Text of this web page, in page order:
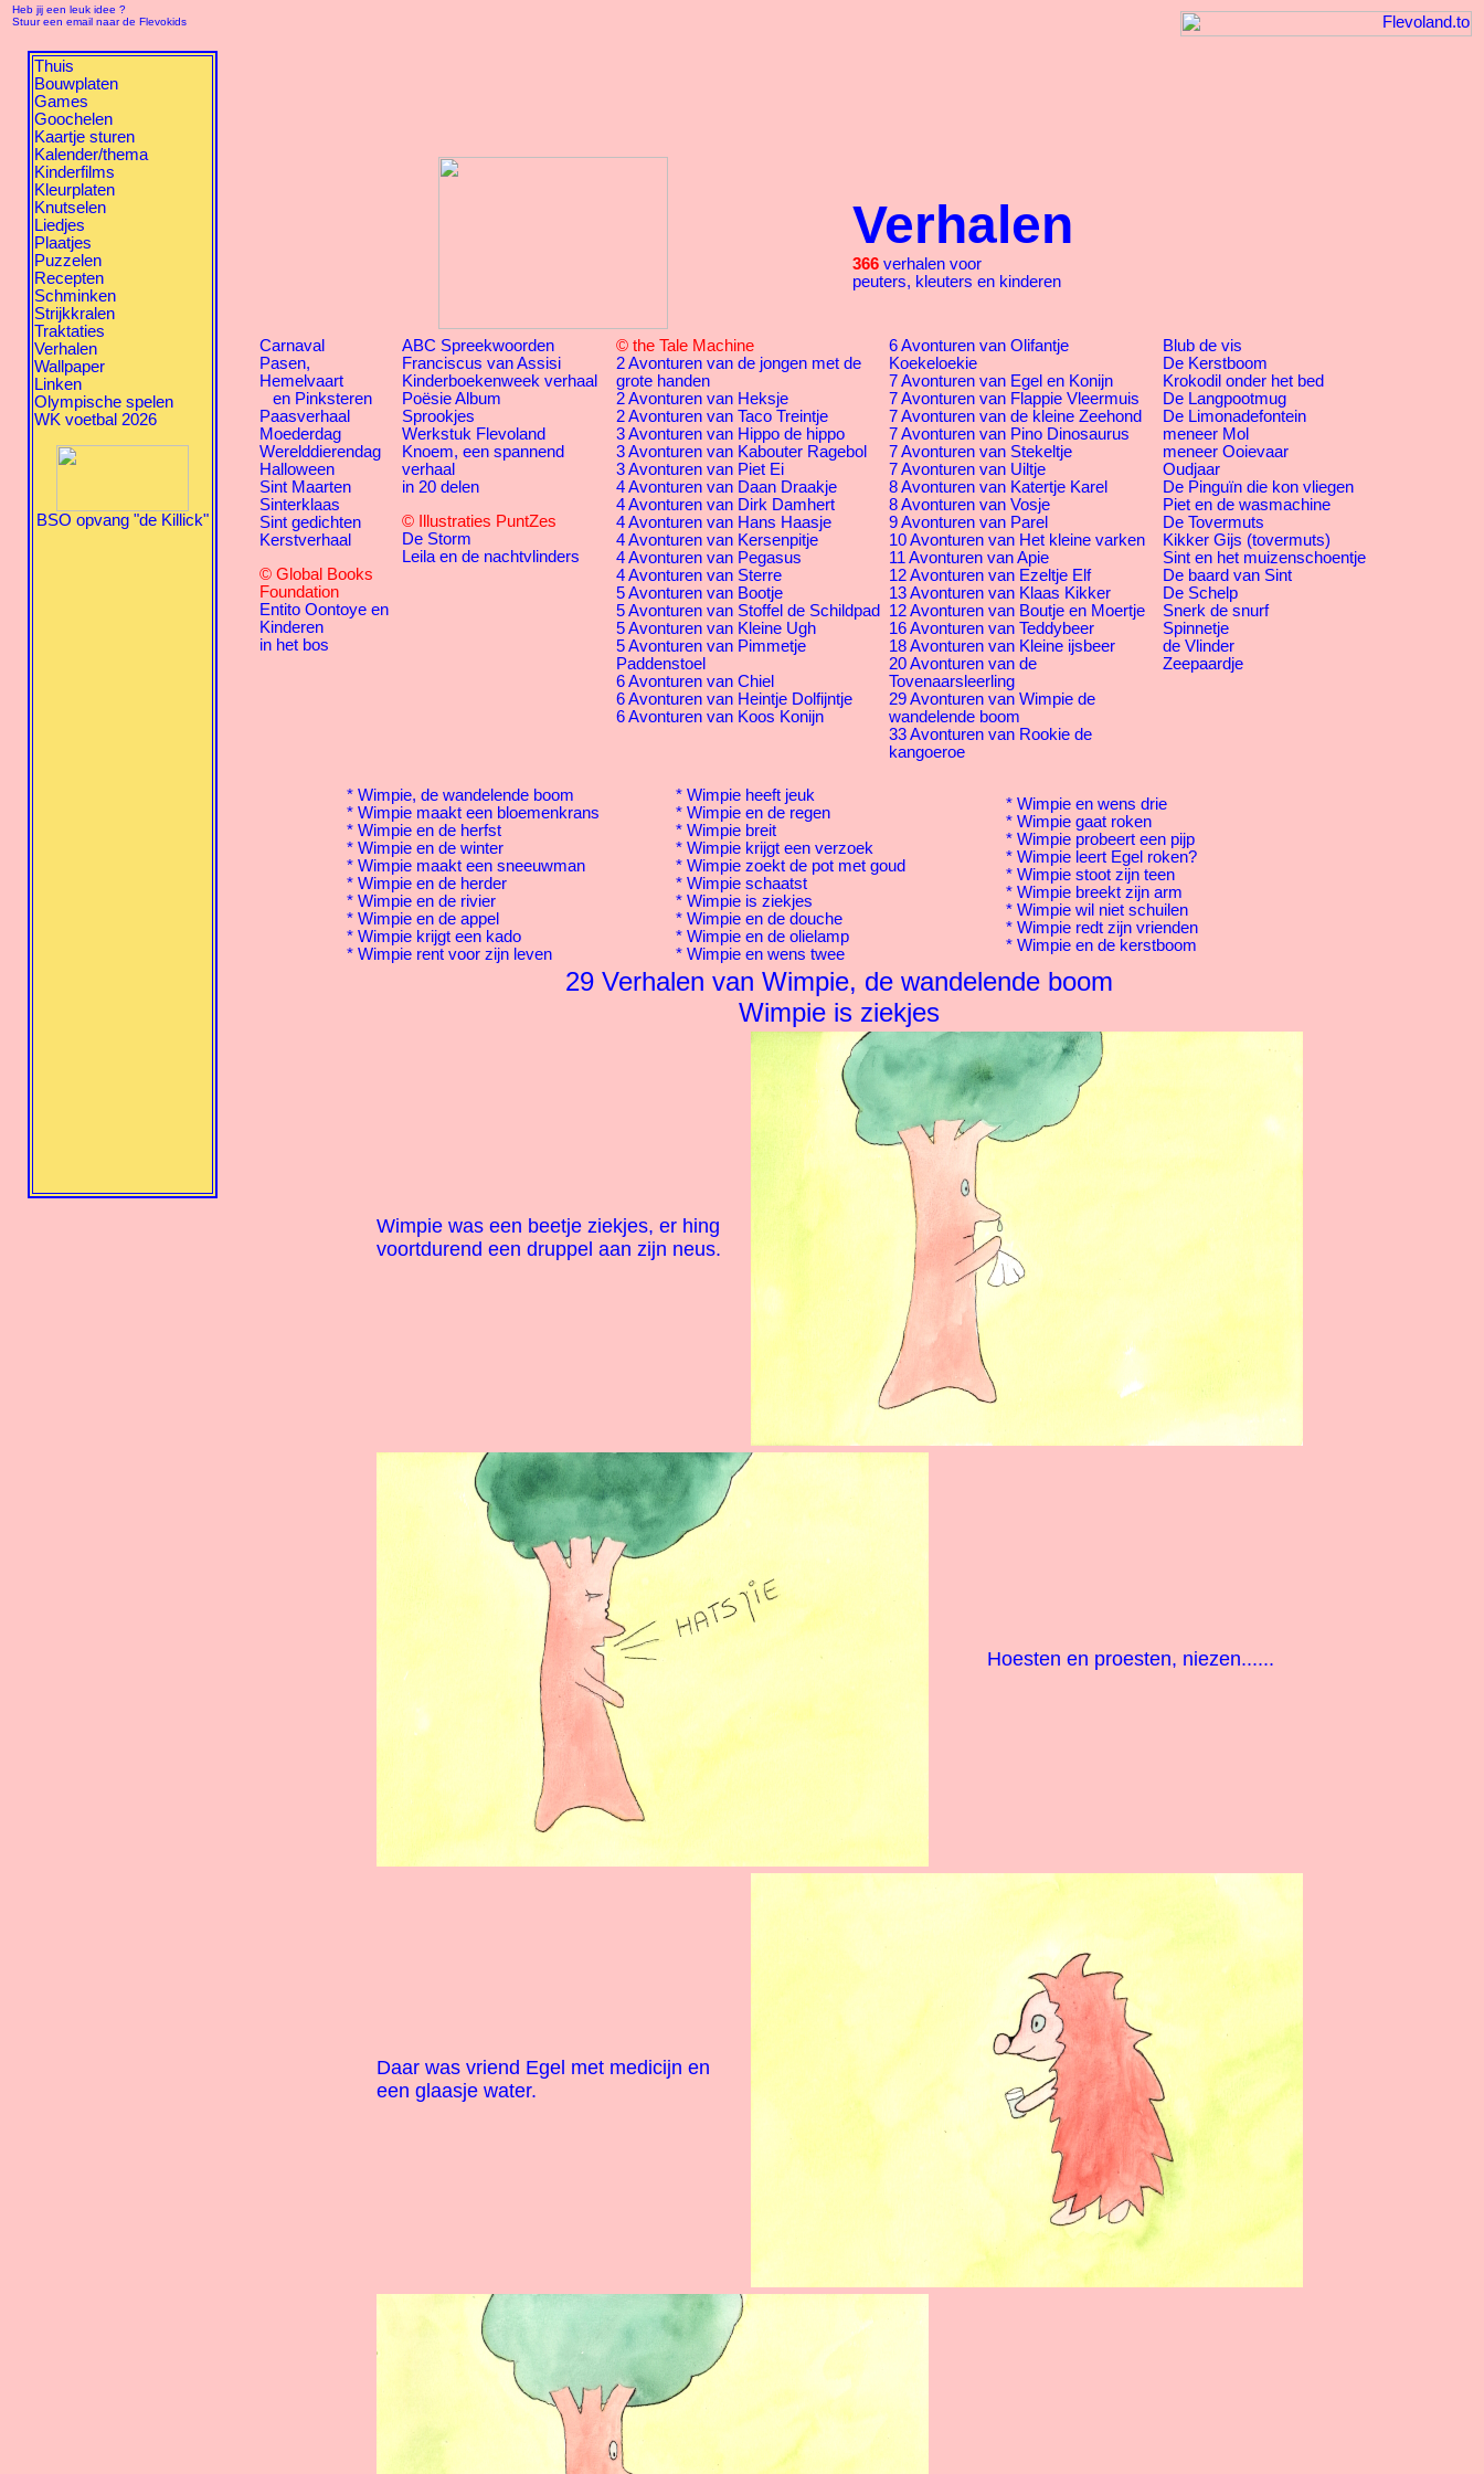
Heb jij een leuk idee ?
Stuur een email naar de Flevokids
Thuis
Bouwplaten
Games
Goochelen
Kaartje sturen
Kalender/thema
Kinderfilms
Kleurplaten
Knutselen
Liedjes
Plaatjes
Puzzelen
Recepten
Schminken
Strijkkralen
Traktaties
Verhalen
Wallpaper
Linken
Olympische spelen
WK voetbal 2026
BSO opvang "de Killick"
Verhalen
366 verhalen voor
peuters, kleuters en kinderen
Carnaval
Pasen,
Hemelvaart
en Pinksteren
Paasverhaal
Moederdag
Werelddierendag
Halloween
Sint Maarten
Sinterklaas
Sint gedichten
Kerstverhaal
© Global Books
Foundation
Entito Oontoye en
Kinderen
in het bos
ABC Spreekwoorden
Franciscus van Assisi
Kinderboekenweek verhaal
Poësie Album
Sprookjes
Werkstuk Flevoland
Knoem, een spannend
verhaal
in 20 delen
© Illustraties PuntZes
De Storm
Leila en de nachtvlinders
© the Tale Machine
2 Avonturen van de jongen met de
grote handen
2 Avonturen van Heksje
2 Avonturen van Taco Treintje
3 Avonturen van Hippo de hippo
3 Avonturen van Kabouter Ragebol
3 Avonturen van Piet Ei
4 Avonturen van Daan Draakje
4 Avonturen van Dirk Damhert
4 Avonturen van Hans Haasje
4 Avonturen van Kersenpitje
4 Avonturen van Pegasus
4 Avonturen van Sterre
5 Avonturen van Bootje
5 Avonturen van Stoffel de Schildpad
5 Avonturen van Kleine Ugh
5 Avonturen van Pimmetje
Paddenstoel
6 Avonturen van Chiel
6 Avonturen van Heintje Dolfijntje
6 Avonturen van Koos Konijn
6 Avonturen van Olifantje
Koekeloekie
7 Avonturen van Egel en Konijn
7 Avonturen van Flappie Vleermuis
7 Avonturen van de kleine Zeehond
7 Avonturen van Pino Dinosaurus
7 Avonturen van Stekeltje
7 Avonturen van Uiltje
8 Avonturen van Katertje Karel
8 Avonturen van Vosje
9 Avonturen van Parel
10 Avonturen van Het kleine varken
11 Avonturen van Apie
12 Avonturen van Ezeltje Elf
13 Avonturen van Klaas Kikker
12 Avonturen van Boutje en Moertje
16 Avonturen van Teddybeer
18 Avonturen van Kleine ijsbeer
20 Avonturen van de
Tovenaarsleerling
29 Avonturen van Wimpie de
wandelende boom
33 Avonturen van Rookie de
kangoeroe
Blub de vis
De Kerstboom
Krokodil onder het bed
De Langpootmug
De Limonadefontein
meneer Mol
meneer Ooievaar
Oudjaar
De Pinguïn die kon vliegen
Piet en de wasmachine
De Tovermuts
Kikker Gijs (tovermuts)
Sint en het muizenschoentje
De baard van Sint
De Schelp
Snerk de snurf
Spinnetje
de Vlinder
Zeepaardje
* Wimpie, de wandelende boom
* Wimpie maakt een bloemenkrans
* Wimpie en de herfst
* Wimpie en de winter
* Wimpie maakt een sneeuwman
* Wimpie en de herder
* Wimpie en de rivier
* Wimpie en de appel
* Wimpie krijgt een kado
* Wimpie rent voor zijn leven
* Wimpie heeft jeuk
* Wimpie en de regen
* Wimpie breit
* Wimpie krijgt een verzoek
* Wimpie zoekt de pot met goud
* Wimpie schaatst
* Wimpie is ziekjes
* Wimpie en de douche
* Wimpie en de olielamp
* Wimpie en wens twee
* Wimpie en wens drie
* Wimpie gaat roken
* Wimpie probeert een pijp
* Wimpie leert Egel roken?
* Wimpie stoot zijn teen
* Wimpie breekt zijn arm
* Wimpie wil niet schuilen
* Wimpie redt zijn vrienden
* Wimpie en de kerstboom
29 Verhalen van Wimpie, de wandelende boom
Wimpie is ziekjes
Wimpie was een beetje ziekjes, er hing
voortdurend een druppel aan zijn neus.
Hoesten en proesten, niezen......
Daar was vriend Egel met medicijn en
een glaasje water.